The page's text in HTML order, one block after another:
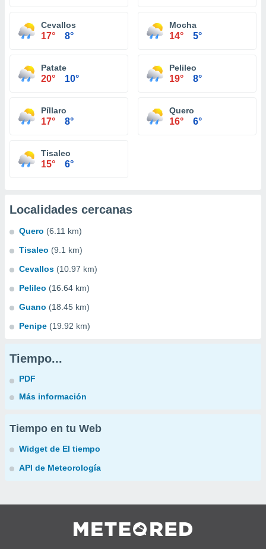
Cevallos
17° 8°
Mocha
14° 5°
Patate
20° 10°
Pelileo
19° 8°
Píllaro
17° 8°
Quero
16° 6°
Tisaleo
15° 6°
Localidades cercanas
Quero (6.11 km)
Tisaleo (9.1 km)
Cevallos (10.97 km)
Pelileo (16.64 km)
Guano (18.45 km)
Penipe (19.92 km)
Tiempo...
PDF
Más información
Tiempo en tu Web
Widget de El tiempo
API de Meteorología